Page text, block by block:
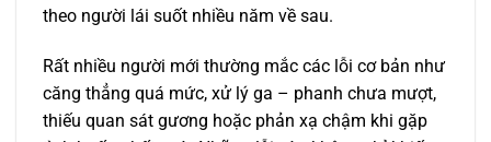
theo người lái suốt nhiều năm về sau.
Rất nhiều người mới thường mắc các lỗi cơ bản như
căng thẳng quá mức, xử lý ga – phanh chưa mượt,
thiếu quan sát gương hoặc phản xạ chậm khi gặp